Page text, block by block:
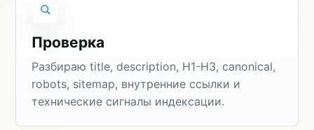
Проверка
Разбираю title, description, H1-H3, canonical,
robots, sitemap, внутренние ссылки и
технические сигналы индексации.